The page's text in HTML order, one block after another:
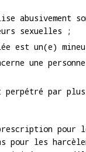
abusivement
sexuelles ;
est un(e)
une
par
pour
pour les